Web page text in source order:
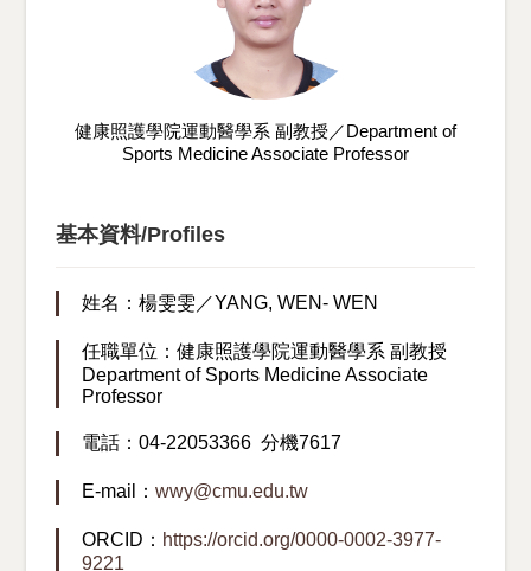
健康照護學院運動醫學系 副教授／Department of
Sports Medicine Associate Professor
基本資料/Profiles
姓名：楊雯雯／YANG, WEN- WEN
任職單位：健康照護學院運動醫學系 副教授
Department of Sports Medicine Associate
Professor
電話：04-22053366 分機7617
E-mail：wwy@cmu.edu.tw
ORCID： https://orcid.org/0000-0002-3977-
9221